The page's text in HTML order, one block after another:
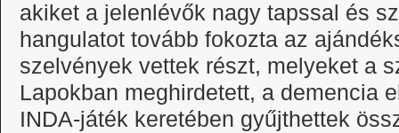
akiket a jelenlévők nagy tapssal és
hangulatot tovább fokozta az
szelvények vettek részt, melyeket a
Lapokban meghirdetett, a demencia
INDA-játék keretében gyűjthettek